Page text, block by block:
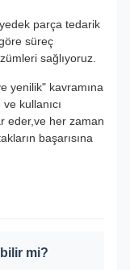
parça tedarik
süreç
sağlıyoruz.
yenilik" kavramına
kullanıcı
eder,ve her zaman
başarısına
mi?